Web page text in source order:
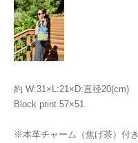
約 W:31×L:21×D:直径20(cm)
Block print 57×51
※本革チャーム（焦げ茶）付き